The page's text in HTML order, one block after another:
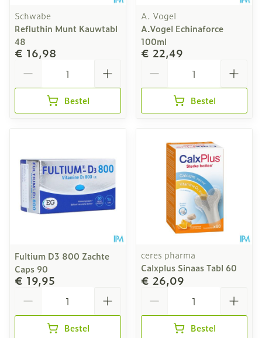
Schwabe
Refluthin Munt Kauwtabl
48
€ 16,98
Bestel
A. Vogel
A.Vogel Echinaforce
100ml
€ 22,49
Bestel
Fultium D3 800 Zachte
Caps 90
€ 19,95
Bestel
ceres pharma
Calxplus Sinaas Tabl 60
€ 26,09
Bestel